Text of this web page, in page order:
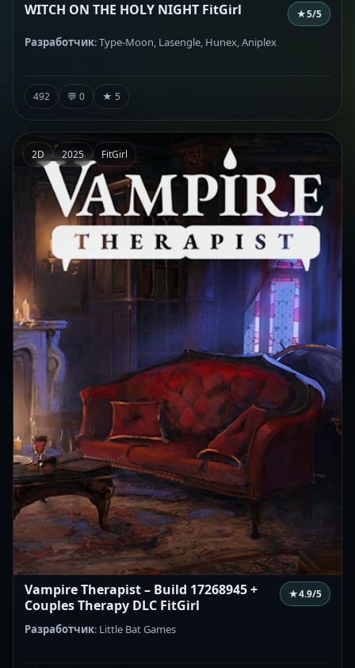
WITCH ON THE HOLY NIGHT FitGirl ★5/5
Разработчик: Type-Moon, Lasengle, Hunex, Aniplex
492 💬 0 ★ 5
2D 2025 FitGirl
Vampire Therapist – Build 17268945 +
Couples Therapy DLC FitGirl
★4.9/5
Разработчик: Little Bat Games